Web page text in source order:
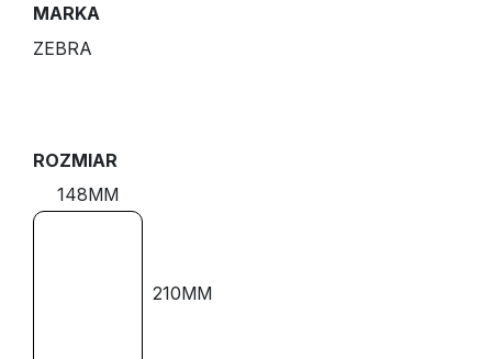
MARKA
ZEBRA
ROZMIAR
148MM
210MM